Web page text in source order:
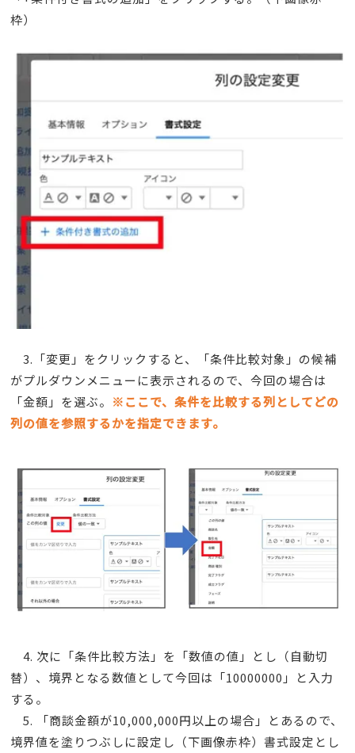
枠）
3.「変更」をクリックすると、「条件比較対象」の候補
がプルダウンメニューに表示されるので、今回の場合は
「金額」を選ぶ。 ※ここで、条件を比較する列としてどの
列の値を参照するかを指定できます。
4. 次に「条件比較方法」を「数値の値」とし（自動切
替）、境界となる数値として今回は「10000000」と入力
する。
5. 「商談金額が10,000,000円以上の場合」とあるので、
境界値を塗りつぶしに設定し（下画像赤枠）書式設定とし